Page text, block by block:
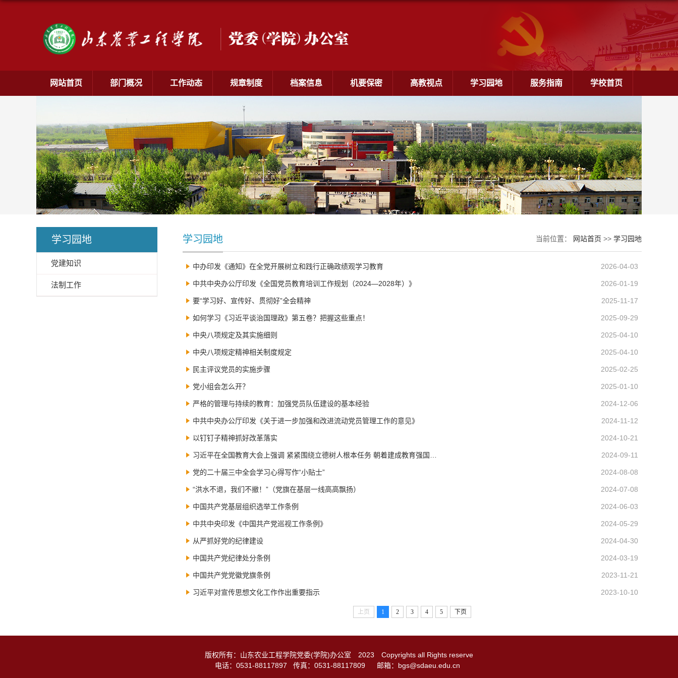
网站首页 部门概况 工作动态 规章制度 档案信息 机要保密 高教视点 学习园地 服务指南 学校首页
学习园地
党建知识
法制工作
当前位置： 网站首页 >> 学习园地
学习园地
中办印发《通知》在全党开展树立和践行正确政绩观学习教育 2026-04-03
中共中央办公厅印发《全国党员教育培训工作规划（2024—2028年）》 2026-01-19
要“学习好、宣传好、贯彻好”全会精神 2025-11-17
如何学习《习近平谈治国理政》第五卷？把握这些重点！ 2025-09-29
中央八项规定及其实施细则 2025-04-10
中央八项规定精神相关制度规定 2025-04-10
民主评议党员的实施步骤 2025-02-25
党小组会怎么开？ 2025-01-10
严格的管理与持续的教育：加强党员队伍建设的基本经验 2024-12-06
中共中央办公厅印发《关于进一步加强和改进流动党员管理工作的意见》 2024-11-12
以钉钉子精神抓好改革落实 2024-10-21
习近平在全国教育大会上强调 紧紧围绕立德树人根本任务 朝着建成教育强国… 2024-09-11
党的二十届三中全会学习心得写作“小贴士” 2024-08-08
“洪水不退，我们不撤！”（党旗在基层一线高高飘扬） 2024-07-08
中国共产党基层组织选举工作条例 2024-06-03
中共中央印发《中国共产党巡视工作条例》 2024-05-29
从严抓好党的纪律建设 2024-04-30
中国共产党纪律处分条例 2024-03-19
中国共产党党徽党旗条例 2023-11-21
习近平对宣传思想文化工作作出重要指示 2023-10-10
上页 1 2 3 4 5 下页
版权所有：山东农业工程学院党委(学院)办公室 2023
Copyrights all Rights reserve
电话：0531-88117897 传真：0531-88117809
邮箱：bgs@sdaeu.edu.cn